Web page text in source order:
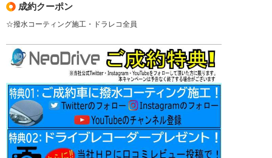
成約クーポン
☆撥水コーティング施工・ドラレコ全員